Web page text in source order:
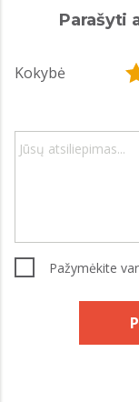
Parašyti
Kokybė
Pažymėkite